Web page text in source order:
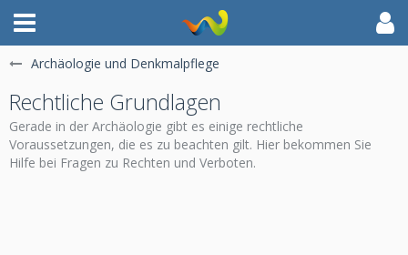
Archäologie und Denkmalpflege
Rechtliche Grundlagen
Gerade in der Archäologie gibt es einige rechtliche
Voraussetzungen, die es zu beachten gilt. Hier bekommen Sie
Hilfe bei Fragen zu Rechten und Verboten.